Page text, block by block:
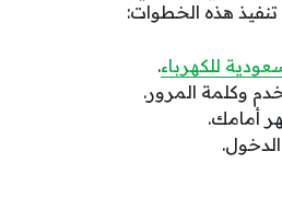
هذه الخطوات:
للكهرباء.
وكلمة المرور.
أمامك.